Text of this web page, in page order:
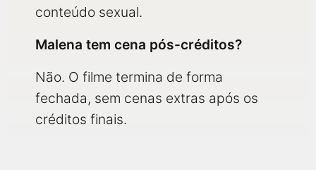
conteúdo sexual.
Malena tem cena pós-créditos?
Não. O filme termina de forma
fechada, sem cenas extras após os
créditos finais.